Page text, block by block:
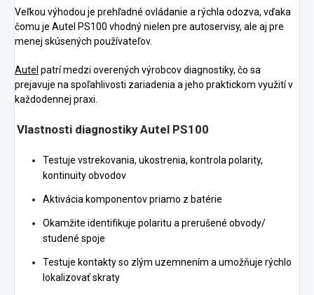
Veľkou výhodou je prehľadné ovládanie a rýchla odozva, vďaka
čomu je Autel PS100 vhodný nielen pre autoservisy, ale aj pre
menej skúsených používateľov.
Autel patrí medzi overených výrobcov diagnostiky, čo sa
prejavuje na spoľahlivosti zariadenia a jeho praktickom využití v
každodennej praxi.
Vlastnosti diagnostiky Autel PS100
Testuje vstrekovania, ukostrenia, kontrola polarity,
kontinuity obvodov
Aktivácia komponentov priamo z batérie
Okamžite identifikuje polaritu a prerušené obvody/
studené spoje
Testuje kontakty so zlým uzemnením a umožňuje rýchlo
lokalizovať skraty